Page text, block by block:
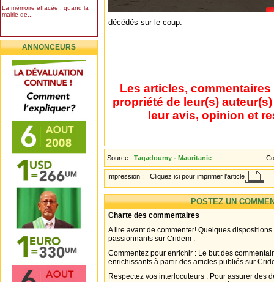
La mémoire effacée : quand la
mairie de...
ANNONCEURS
décédés sur le coup.
Les articles,
propriété de leur(s)
leur avis, opinion et
Source : Taqadoumy - Mauritanie
Impression : Cliquez ici pour imprimer l'article
POSTEZ UN
Charte des commentaires
A lire avant de commenter! Quelques
passionnants sur Cridem :
Commentez pour enrichir : Le but des
enrichissants à partir des articles publiés sur
Respectez vos interlocuteurs : Pour assurer des